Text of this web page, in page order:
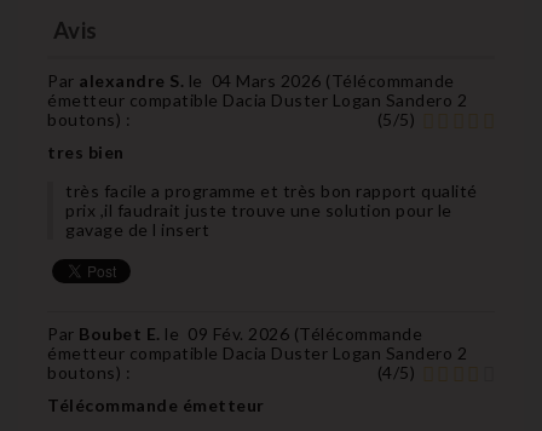
Avis
Par alexandre S. le 04 Mars 2026 (Télécommande
émetteur compatible Dacia Duster Logan Sandero 2
boutons) : (5/5)
tres bien
très facile a programme et très bon rapport qualité
prix ,il faudrait juste trouve une solution pour le
gavage de l insert
Par Boubet E. le 09 Fév. 2026 (Télécommande
émetteur compatible Dacia Duster Logan Sandero 2
boutons) : (4/5)
Télécommande émetteur